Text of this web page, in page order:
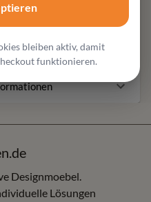
Designmoebel.
Lösungen
bleiben aktiv, damit
funktionieren.